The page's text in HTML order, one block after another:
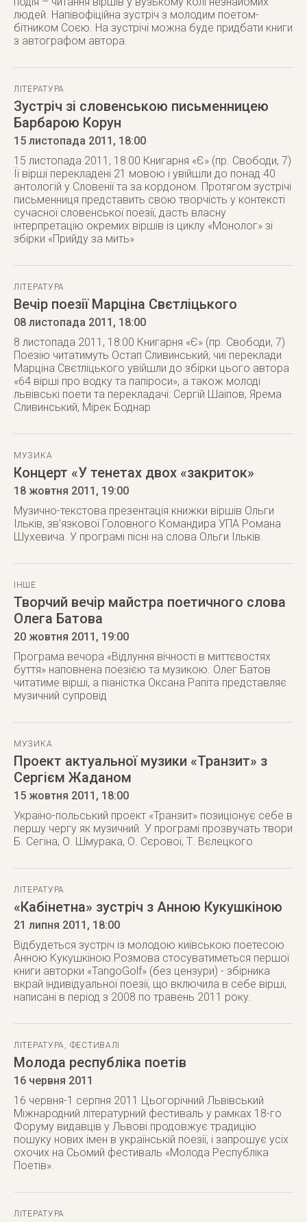
людей. Напівофіційна зустріч з молодим поетом-
бітником Соєю. На зустрічі можна буде придбати книги
з автографом автора.
ЛІТЕРАТУРА
Зустріч зі словенською письменницею
Барбарою Корун
15 листопада 2011 , 18:00
15 листопада 2011, 18:00 Книгарня «Є» (пр. Свободи, 7)
Її вірші перекладені 21 мовою і увійшли до понад 40
антологій у Словенії та за кордоном. Протягом зустрічі
письменниця представить свою творчість у контексті
сучасної словенської поезії, дасть власну
інтерпретацію окремих віршів із циклу «Монолог» зі
збірки «Прийду за мить»
ЛІТЕРАТУРА
Вечір поезії Марціна Свєтліцького
08 листопада 2011 , 18:00
8 листопада 2011, 18:00 Книгарня «Є» (пр. Свободи, 7)
Поезію читатимуть Остап Сливинський, чиї переклади
Марціна Свєтліцького увійшли до збірки цього автора
«64 вірші про водку та папіроси», а також молоді
львівські поети та перекладачі: Сергій Шаіпов, Ярема
Сливинський, Мірек Боднар
МУЗИКА
Концерт «У тенетах двох «закриток»
18 жовтня 2011 , 19:00
Музично-текстова презентація книжки віршів Ольги
Ільків, зв’язкової Головного Командира УПА Романа
Шухевича. У програмі пісні на слова Ольги Ільків.
ІНШЕ
Творчий вечір майстра поетичного слова
Олега Батова
20 жовтня 2011 , 19:00
Програма вечора «Відлуння вічності в миттєвостях
буття» наповнена поезією та музикою. Олег Батов
читатиме вірші, а піаністка Оксана Рапіта представляє
музичний супровід
МУЗИКА
Проект актуальної музики «Транзит» з
Сергієм Жаданом
15 жовтня 2011 , 18:00
Україно-польський проект «Транзит» позиціонує себе в
першу чергу як музичний. У програмі прозвучать твори
Б. Сегіна, О. Шмурака, О. Сєрової, Т. Вєлецкого
ЛІТЕРАТУРА
«Кабінетна» зустріч з Анною Кукушкіною
21 липня 2011 , 18:00
Відбудеться зустріч із молодою київською поетесою
Анною Кукушкіною.Розмова стосуватиметься першої
книги авторки «TangoGolf» (без цензури) - збірника
вкрай індивідуальної поезії, що включила в себе вірші,
написані в період з 2008 по травень 2011 року.
ЛІТЕРАТУРА , ФЕСТИВАЛІ
Молода республіка поетів
16 червня 2011
16 червня-1 серпня 2011 Цьогорічний Львівський
Міжнародний літературний фестиваль у рамках 18-го
Форуму видавців у Львові продовжує традицію
пошуку нових імен в українській поезії, і запрошує усіх
охочих на Сьомий фестиваль «Молода Республіка
Поетів».
ЛІТЕРАТУРА